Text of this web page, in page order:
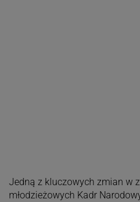
Jedną z kluczowych zmian w
młodzieżowych Kadr